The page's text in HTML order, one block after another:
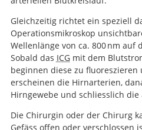
Gleichzeitig richtet ein speziell
Operationsmikroskop
Wellenlänge von ca. 800 nm auf
Near-infrared indocyanine
new method for intraoperative
flow.
of intraoperative indocyanine
during aneurysm surgery
integrated near-infrared video
Sobald das ICGmit dem
beginnen diese zu
erscheinen die Hirnarterien,
Hirngewebe und schliesslich
Die Chirurgin oder der Chirurg
Gefäss offen oder verschlossen